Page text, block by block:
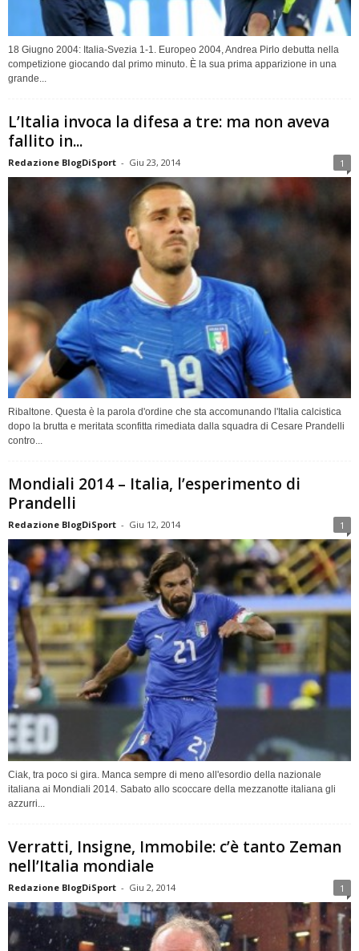
18 Giugno 2004: Italia-Svezia 1-1. Europeo 2004, Andrea Pirlo debutta nella
competizione giocando dal primo minuto. È la sua prima apparizione in una
grande...
L’Italia invoca la difesa a tre: ma non aveva
fallito in...
Redazione BlogDiSport - Giu 23, 2014 1
Ribaltone. Questa è la parola d'ordine che sta accomunando l'Italia calcistica
dopo la brutta e meritata sconfitta rimediata dalla squadra di Cesare Prandelli
contro...
Mondiali 2014 – Italia, l’esperimento di
Prandelli
Redazione BlogDiSport - Giu 12, 2014 1
Ciak, tra poco si gira. Manca sempre di meno all'esordio della nazionale
italiana ai Mondiali 2014. Sabato allo scoccare della mezzanotte italiana gli
azzurri...
Verratti, Insigne, Immobile: c’è tanto Zeman
nell’Italia mondiale
Redazione BlogDiSport - Giu 2, 2014 1